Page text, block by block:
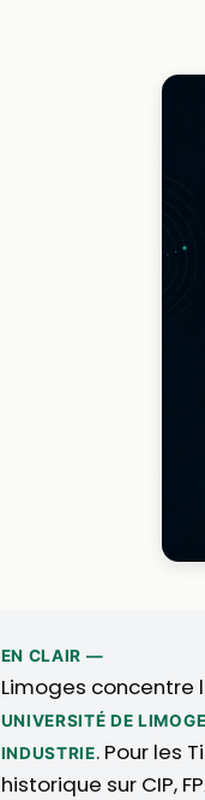
EN CLAIR —
Limoges concentre
UNIVERSITÉ DE
INDUSTRIE. Pour les
historique sur CIP,